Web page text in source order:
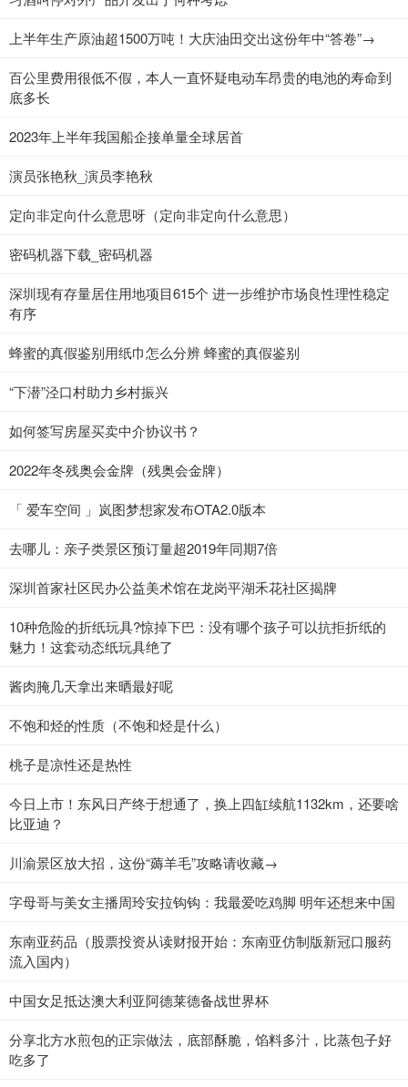
上半年生产原油超1500万吨！大庆油田交出这份年中“答卷”→
百公里费用很低不假，本人一直怀疑电动车昂贵的电池的寿命到
底多长
2023年上半年我国船企接单量全球居首
演员张艳秋_演员李艳秋
定向非定向什么意思呀（定向非定向什么意思）
密码机器下载_密码机器
深圳现有存量居住用地项目615个 进一步维护市场良性理性稳定
有序
蜂蜜的真假鉴别用纸巾怎么分辨 蜂蜜的真假鉴别
“下潜”泾口村助力乡村振兴
如何签写房屋买卖中介协议书？
2022年冬残奥会金牌（残奥会金牌）
「 爱车空间 」岚图梦想家发布OTA2.0版本
去哪儿：亲子类景区预订量超2019年同期7倍
深圳首家社区民办公益美术馆在龙岗平湖禾花社区揭牌
10种危险的折纸玩具?惊掉下巴：没有哪个孩子可以抗拒折纸的
魅力！这套动态纸玩具绝了
酱肉腌几天拿出来晒最好呢
不饱和烃的性质（不饱和烃是什么）
桃子是凉性还是热性
今日上市！东风日产终于想通了，换上四缸续航1132km，还要啥
比亚迪？
川渝景区放大招，这份“薅羊毛”攻略请收藏→
字母哥与美女主播周玲安拉钩钩：我最爱吃鸡脚 明年还想来中国
东南亚药品（股票投资从读财报开始：东南亚仿制版新冠口服药
流入国内）
中国女足抵达澳大利亚阿德莱德备战世界杯
分享北方水煎包的正宗做法，底部酥脆，馅料多汁，比蒸包子好
吃多了